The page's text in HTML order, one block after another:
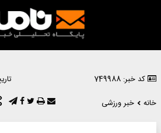
کد خبر: 749988
خانه
خبر ورزشی